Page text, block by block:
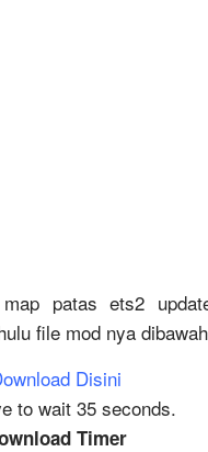
patas ets2
file mod nya
Disini
to wait 35 seconds.
Timer